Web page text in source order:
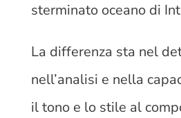
sterminato oceano di
La differenza sta nel
nell’analisi e nella
il tono e lo stile al